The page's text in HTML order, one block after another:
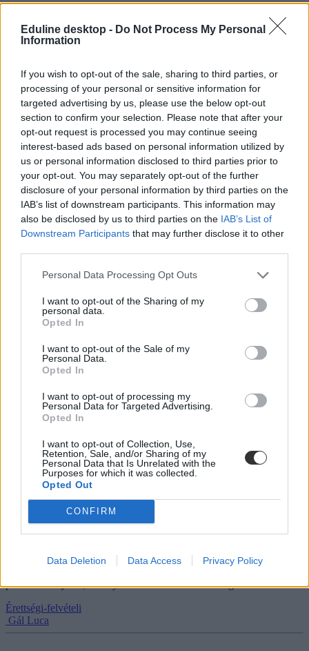
Eduline desktop - Do Not Process My Personal
Information
If you wish to opt-out of the sale, sharing to third parties, or
processing of your personal or sensitive information for
targeted advertising by us, please use the below opt-out
section to confirm your selection. Please note that after your
opt-out request is processed you may continue seeing
interest-based ads based on personal information utilized by
us or personal information disclosed to third parties prior to
your opt-out. You may separately opt-out of the further
disclosure of your personal information by third parties on the
IAB’s list of downstream participants. This information may
also be disclosed by us to third parties on the IAB’s List of
Downstream Participants that may further disclose it to other
Personal Data Processing Opt Outs
I want to opt-out of the Sharing of my
personal data.
Opted In
I want to opt-out of the Sale of my
Personal Data.
Opted In
I want to opt-out of processing my
Personal Data for Targeted Advertising.
Opted In
I want to opt-out of Collection, Use,
Retention, Sale, and/or Sharing of my
Personal Data that Is Unrelated with the
Purposes for which it was collected.
Opted Out
CONFIRM
Data Deletion Data Access Privacy Policy
Mennyi idő alatt kell diplomát szerezni állami
Ha aggódtok amiatt, hogy néhány félévet csúsztok az egyetemen és
nem szeretnétek elveszíteni az állami ösztöndíjatokat, érdemes
tisztában lenni a határidőkkel és szabályokkal.
Felsőoktatás
Gál Luca
Mikor utalják az utolsó tanulmányi ösztöndíjat a
tavaszi félévben?
A tanulmányi ösztöndíjat egy félévben 5 hónapon át kapják a
Gál Luca
Meddig tart a rendkívüli felvételi eljárás a
Május 12-én kezdődik a rendkívüli felvételi eljárás a
középiskolákban – mutatjuk, mit kell róla tudni.
Közoktatás
Gál Luca
Mennyi idő jut az érettségi írásbeli és szóbeli részére?
illetve a közép- és emelt szint között is. Összegyűjtöttük a
pontosan tudjátok, mennyi időd lesz a feladatok megoldására.
Érettségi-felvételi
Gál Luca